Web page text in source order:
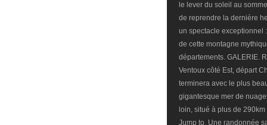
le lever du soleil au
de reprendre la dernière
un spectacle exceptionnel
de cette montagne
départements. GALERIE.
Ventoux côté Est, départ
terminera avec le plus
gigantesque mer de
loin, situé à plus de
Jump to. Une randonnée